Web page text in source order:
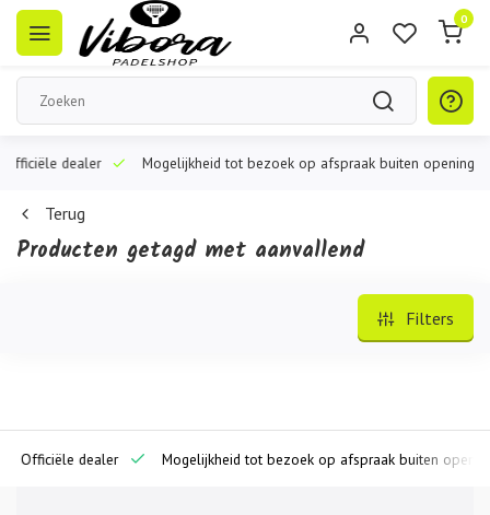
0
dealer Mogelijkheid tot bezoek op afspraak buiten openingstijden
Terug
Producten getagd met aanvallend
Filters
dealer Mogelijkheid tot bezoek op afspraak buiten